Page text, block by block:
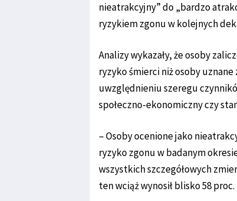
nieatrakcyjny” do „bardzo
ryzykiem zgonu w kolejnych
Analizy wykazały, że osoby
ryzyko śmierci niż osoby
uwzględnieniu szeregu
społeczno-ekonomiczny czy
– Osoby ocenione jako
ryzyko zgonu w badanym
wszystkich szczegółowych
ten wciąż wynosił blisko 58